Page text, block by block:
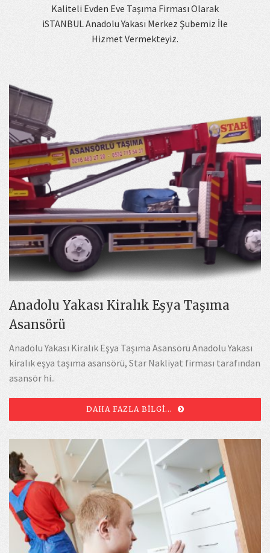
Kaliteli Evden Eve Taşıma Firması Olarak
iSTANBUL Anadolu Yakası Merkez Şubemiz İle
Hizmet Vermekteyiz.
Anadolu Yakası Kiralık Eşya Taşıma
Asansörü
Anadolu Yakası Kiralık Eşya Taşıma Asansörü Anadolu Yakası
kiralık eşya taşıma asansörü, Star Nakliyat firması tarafından
asansör hi..
DAHA FAZLA BILGI...